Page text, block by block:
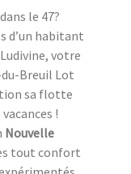
le 47?
d’un habitant
votre
Breuil Lot
sa flotte
!
Nouvelle
tout confort